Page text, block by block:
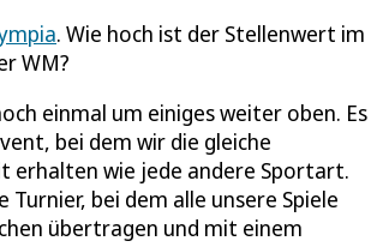
. Wie hoch ist der Stellenwert im
WM?
einmal um einiges weiter oben. Es
bei dem wir die gleiche
erhalten wie jede andere Sportart.
Turnier, bei dem alle unsere Spiele
übertragen und mit einem